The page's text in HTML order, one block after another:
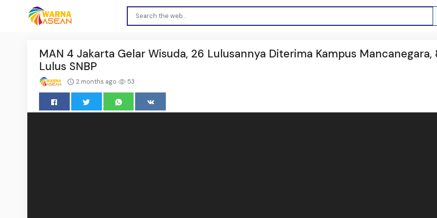
MAN 4 Jakarta Gelar Wisuda, 26 Lulusannya Diterima Kampus Mancanegara,
Lulus SNBP
2 months ago 53